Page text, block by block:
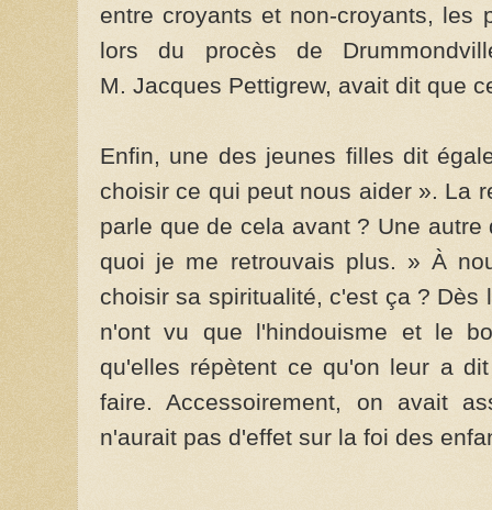
entre croyants et non-croyants, les
lors du procès de
M. Jacques Pettigrew, avait dit que
Enfin, une des jeunes filles dit
choisir ce qui peut nous aider ». La
parle que de cela avant ? Une
quoi je me retrouvais plus. » À
choisir sa spiritualité, c'est ça ?
n'ont vu que l'hindouisme et le
qu'elles répètent ce qu'on leur a
faire. Accessoirement, on avait
n'aurait pas d'effet sur la foi des